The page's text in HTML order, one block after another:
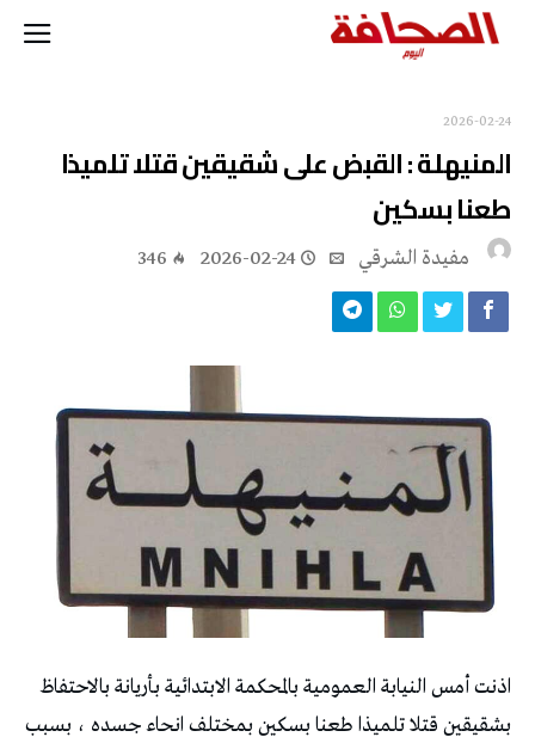
2026-02-24
المنيهلة : القبض على شقيقين قتلا تلميذا
طعنا بسكين
مفيدة الشرقي 2026-02-24
346
اذنت أمس النيابة العمومية بالمحكمة الابتدائية بأريانة بالاحتفاظ
بشقيقين قتلا تلميذا طعنا بسكين بمختلف انحاء جسده ، بسبب